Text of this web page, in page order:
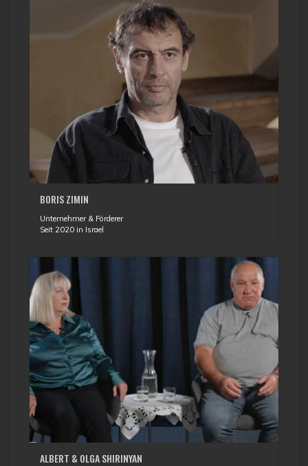
BORIS ZIMIN
Unternehmer & Förderer
Seit 2020 in Israel
ALBERT & OLGA SHIRINYAN